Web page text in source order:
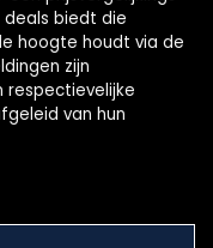
biedt die
hoogte houdt via de
zijn
respectievelijke
van hun